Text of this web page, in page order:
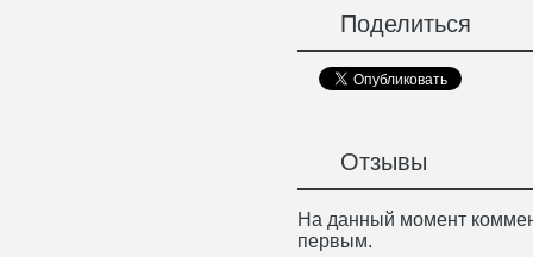
Поделиться
Отзывы
На данный момент
первым.